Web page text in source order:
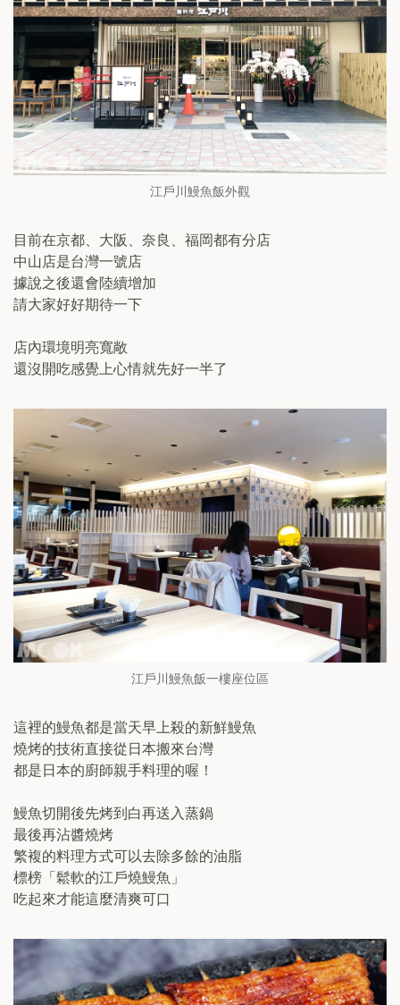
江戶川鰻魚飯外觀
目前在京都、大阪、奈良、福岡都有分店
中山店是台灣一號店
據說之後還會陸續增加
請大家好好期待一下
店內環境明亮寬敞
還沒開吃感覺上心情就先好一半了
江戶川鰻魚飯一樓座位區
這裡的鰻魚都是當天早上殺的新鮮鰻魚
燒烤的技術直接從日本搬來台灣
都是日本的廚師親手料理的喔！
鰻魚切開後先烤到白再送入蒸鍋
最後再沾醬燒烤
繁複的料理方式可以去除多餘的油脂
標榜「鬆軟的江戶燒鰻魚」
吃起來才能這麼清爽可口